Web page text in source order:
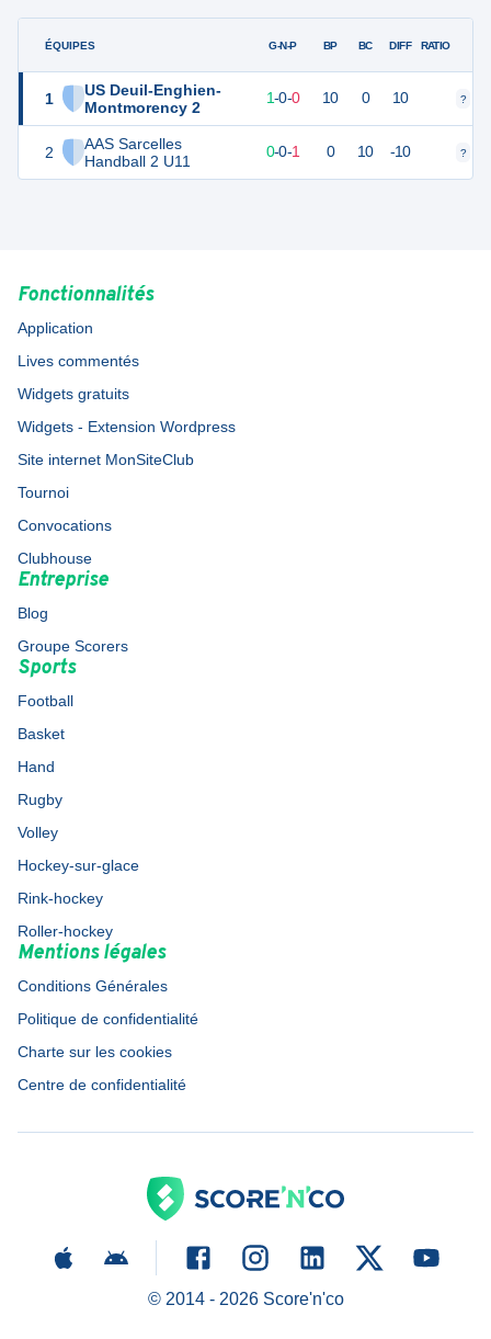
ÉQUIPES
1
US Deuil-Enghien-
Montmorency 2
2
AAS Sarcelles
Handball 2 U11
G-N-P BP BC DIFF RATIO
3 1-0-0 10 0 10 ?
0-0-1 0 10 -10 ?
Fonctionnalités
Application
Lives commentés
Widgets gratuits
Widgets - Extension Wordpress
Site internet MonSiteClub
Tournoi
Convocations
Clubhouse
Entreprise
Blog
Groupe Scorers
Sports
Football
Basket
Hand
Rugby
Volley
Hockey-sur-glace
Rink-hockey
Roller-hockey
Mentions légales
Conditions Générales
Politique de confidentialité
Charte sur les cookies
Centre de confidentialité
© 2014 - 2026Score'n'co